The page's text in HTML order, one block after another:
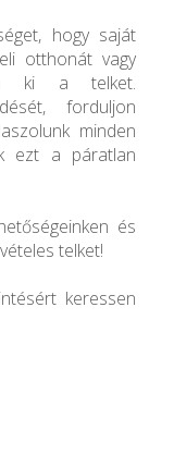
hogy saját
otthonát vagy
ki a telket.
forduljon
minden
ezt a páratlan
és
telket!
keressen